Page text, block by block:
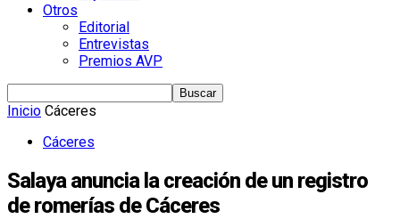
Otros
Editorial
Entrevistas
Premios AVP
Inicio Cáceres
Cáceres
Salaya anuncia la creación de un registro
de romerías de Cáceres